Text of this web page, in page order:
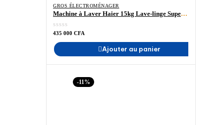
GROS ÉLECTROMÉNAGER
Machine à Laver Haier 15kg Lave-linge SuperDrum Series 7 HW150-BP14986ES8- plus Achat en ligne – Madina- Electroménager-ELECTOMENAGER
435 000 CFA
Ajouter au panier
-11%